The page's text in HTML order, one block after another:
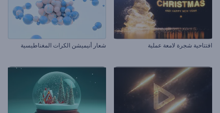
افتتاحية شجرة لامعة عملية شعار أنيميشن الكرات المغناطيسية